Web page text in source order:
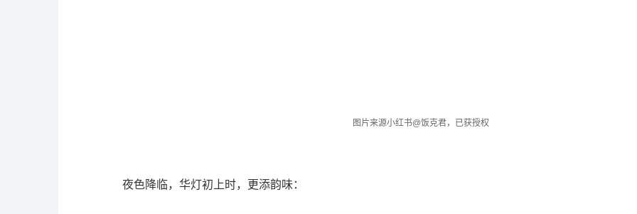
图片来源小红书@饭克君，已获授权
夜色降临，华灯初上时，更添韵味：